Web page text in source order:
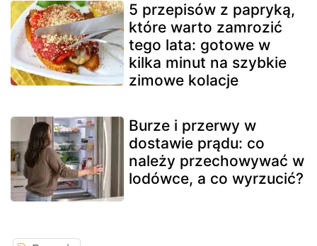
5 przepisów z papryką,
które warto zamrozić
tego lata: gotowe w
kilka minut na szybkie
zimowe kolacje
Burze i przerwy w
dostawie prądu: co
należy przechowywać w
lodówce, a co wyrzucić?